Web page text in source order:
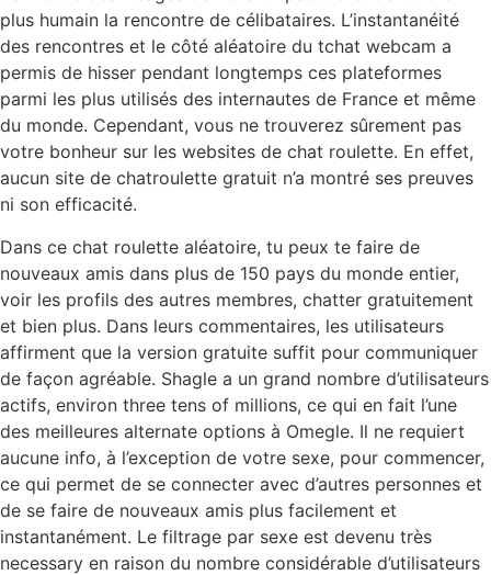
plus humain la rencontre de célibataires. L’instantanéité
des rencontres et le côté aléatoire du tchat webcam a
permis de hisser pendant longtemps ces plateformes
parmi les plus utilisés des internautes de France et même
du monde. Cependant, vous ne trouverez sûrement pas
votre bonheur sur les websites de chat roulette. En effet,
aucun site de chatroulette gratuit n’a montré ses preuves
ni son efficacité.
Dans ce chat roulette aléatoire, tu peux te faire de
nouveaux amis dans plus de 150 pays du monde entier,
voir les profils des autres membres, chatter gratuitement
et bien plus. Dans leurs commentaires, les utilisateurs
affirment que la version gratuite suffit pour communiquer
de façon agréable. Shagle a un grand nombre d’utilisateurs
actifs, environ three tens of millions, ce qui en fait l’une
des meilleures alternate options à Omegle. Il ne requiert
aucune info, à l’exception de votre sexe, pour commencer,
ce qui permet de se connecter avec d’autres personnes et
de se faire de nouveaux amis plus facilement et
instantanément. Le filtrage par sexe est devenu très
necessary en raison du nombre considérable d’utilisateurs